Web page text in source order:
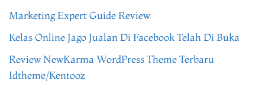
Marketing Expert Guide Review
Kelas Online Jago Jualan Di Facebook Telah Di Buka
Review NewKarma WordPress Theme Terbaru
Idtheme/Kentooz